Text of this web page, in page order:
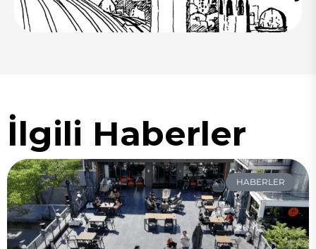
İlgili Haberler
HABERLER